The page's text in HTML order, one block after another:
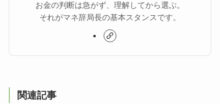
お金の判断は急がず、理解してから選ぶ。
それがマネ辞局長の基本スタンスです。
関連記事